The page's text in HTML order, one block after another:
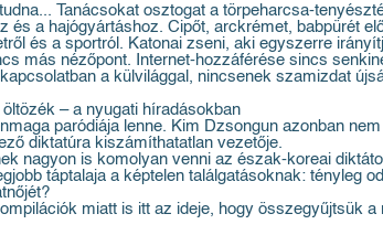
Tanácsokat osztogat a törpeharcsa-
és a hajógyártáshoz. Cipőt, arckrémet, babpürét
és a sportról. Katonai zseni, aki egyszerre
más nézőpont. Internet-hozzáférése sincs
a külvilággal, nincsenek szamizdat
– a nyugati híradásokban
paródiája lenne. Kim Dzsongun azonban
diktatúra kiszámíthatatlan vezetője.
nagyon is komolyan venni az észak-koreai
táptalaja a képtelen találgatásoknak: tényleg
miatt is itt az ideje, hogy összegyűjtsük